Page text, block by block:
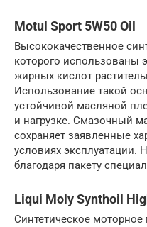
Motul Sport 5W50 Oil
Высококачественное
которого использованы
жирных кислот
Использование такой
устойчивой масляной
и нагрузке. Смазочный
сохраняет заявленные
условиях
благодаря пакету
Liqui Moly Synthoil
Синтетическое